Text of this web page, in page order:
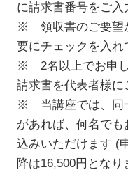
に請求書番号をご入
※ 領収書のご要望
要にチェックを入れ
※ 2名以上でお申し
請求書を代表者様に
※ 当講座では、同
があれば、何名でも
込みいただけます (
降は16,500円とな